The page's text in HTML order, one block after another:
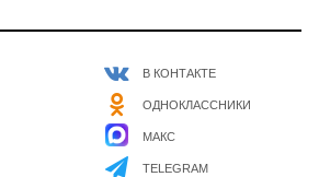
В КОНТАКТЕ
ОДНОКЛАССНИКИ
МАКС
TELEGRAM